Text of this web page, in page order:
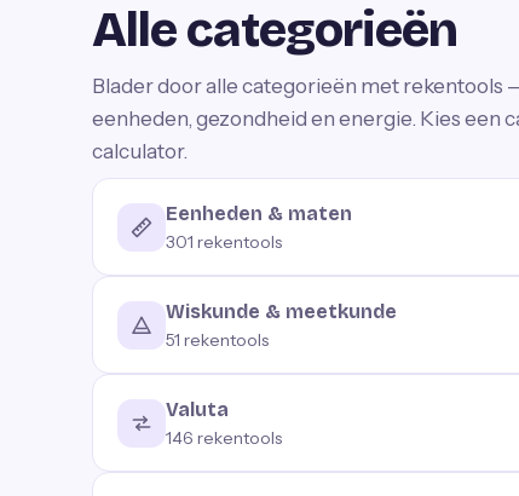
Alle categorieën
Blader door alle categorieën met rekentools
eenheden, gezondheid en energie. Kies een
calculator.
Eenheden & maten
301 rekentools
Wiskunde & meetkunde
51 rekentools
Valuta
146 rekentools